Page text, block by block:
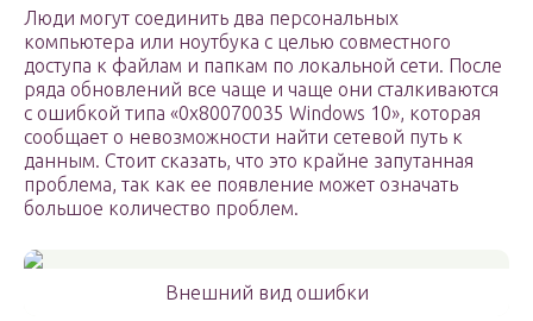
Люди могут соединить два персональных
компьютера или ноутбука с целью совместного
доступа к файлам и папкам по локальной сети. После
ряда обновлений все чаще и чаще они сталкиваются
с ошибкой типа «0x80070035 Windows 10», которая
сообщает о невозможности найти сетевой путь к
данным. Стоит сказать, что это крайне запутанная
проблема, так как ее появление может означать
большое количество проблем.
Внешний вид ошибки